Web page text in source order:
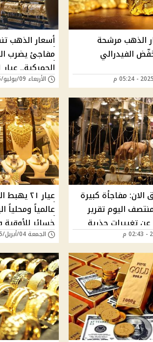
الذهب مرشحة
خفّض الفيدرالي
أسعار الذهب
مفاجئ يضرب
متوقع في
الأربعاء 09/يوليو/2025 - 10:16 ص
الان: مفاجأة كبيرة
اليوم تقرير
تغييرات جذرية
قريبًا؟
عيار ٢١
خسائر
الجمعة 04/أبريل/2025 - 09:37 ص